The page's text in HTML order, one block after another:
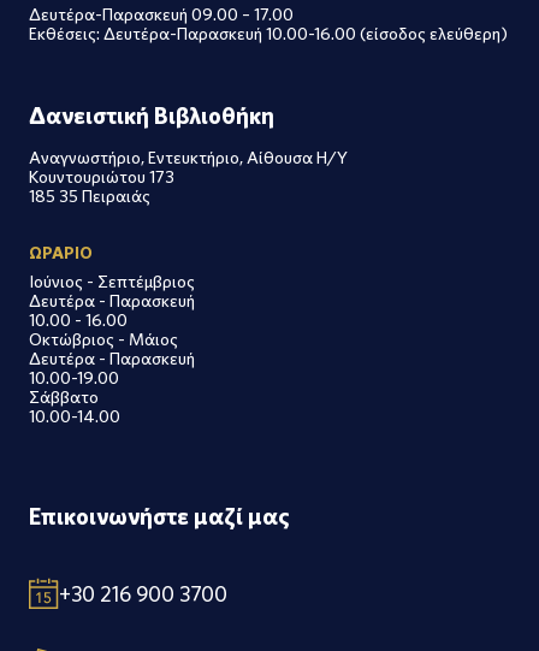
Δευτέρα-Παρασκευή 09.00 – 17.00
Εκθέσεις: Δευτέρα-Παρασκευή 10.00-16.00 (είσοδος ελεύθερη)
Δανειστική Βιβλιοθήκη
Αναγνωστήριο, Εντευκτήριο, Αίθουσα Η/Υ
Κουντουριώτου 173
185 35 Πειραιάς
ΩΡΑΡΙΟ
Ιούνιος - Σεπτέμβριος
Δευτέρα - Παρασκευή
10.00 - 16.00
Οκτώβριος - Μάιος
Δευτέρα - Παρασκευή
10.00-19.00
Σάββατο
10.00-14.00
Επικοινωνήστε μαζί μας
+30 216 900 3700